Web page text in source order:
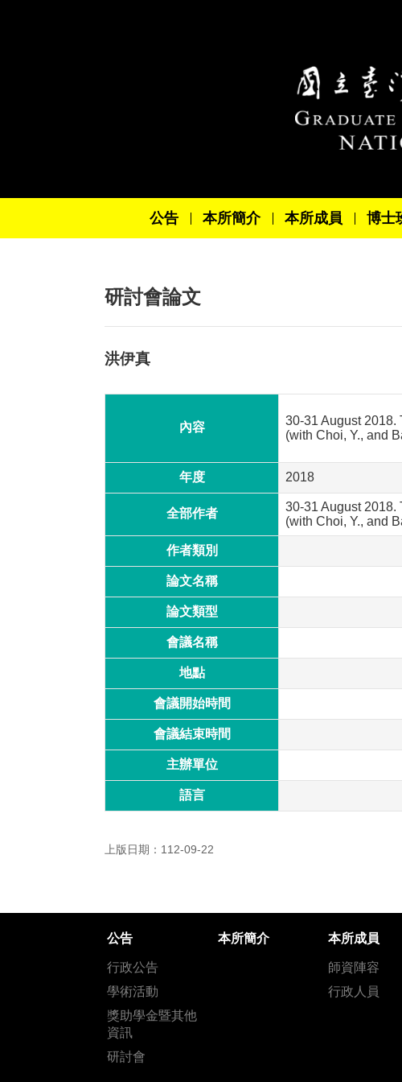
公告 本所簡介 本所成員 博士
研討會論文
洪伊真
內容
30-31 August 2018.
(with Choi, Y., and
年度 2018
全部作者
30-31 August 2018.
(with Choi, Y., and
作者類別
論文名稱
論文類型
會議名稱
地點
會議開始時間
會議結束時間
主辦單位
語言
上版日期：112-09-22
公告
行政公告
學術活動
獎助學金暨其他
資訊
研討會
本所簡介 本所成員
師資陣容
行政人員